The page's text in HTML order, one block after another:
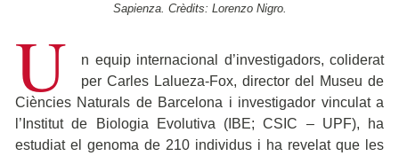
Sapienza. Crèdits: Lorenzo Nigro.
U
n equip internacional d’investigadors, coliderat
per Carles Lalueza-Fox, director del Museu de
Ciències Naturals de Barcelona i investigador vinculat a
l’Institut de Biologia Evolutiva (IBE; CSIC – UPF), ha
estudiat el genoma de 210 individus i ha revelat que les